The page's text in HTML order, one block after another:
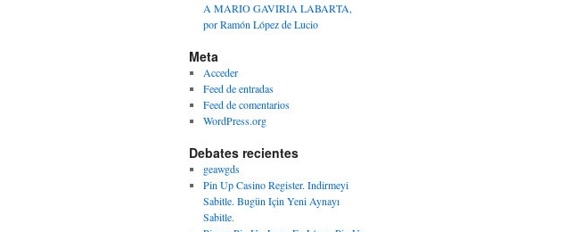
A MARIO GAVIRIA LABARTA,
por Ramón López de Lucio
Meta
Acceder
Feed de entradas
Feed de comentarios
WordPress.org
Debates recientes
geawgds
Pin Up Casino Register. Indirmeyi
Sabitle. Bugün Için Yeni Aynayı
Sabitle.